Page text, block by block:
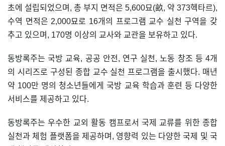
초에 설립되었으며, 총 부지 면적은 5,600묘(畝, 약 373헥타르),
수역 면적은 2,000묘로 16개의 프로그램 교수 실천 구역을 갖
추고 있으며, 170명 이상의 교사와 교관을 보유하고 있다.
동방록주는 국방 교육, 공공 안전, 연구 실천, 노동 창조 등 4개
의 시리즈로 구성된 종합 교수 실천 프로그램을 출시했다. 매년
약 100만 명의 청소년들에게 국방 교육 학습과 훈련 등 다양한
서비스를 제공하고 있다.
동방록주는 우수한 교외 활동 캠프로서 국제 교류를 위한 종합
실천과 체험 플랫폼을 제공하며, 영향력 있는 다양한 국제 및 국